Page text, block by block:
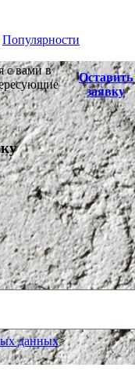
Популярности
с вами в
Оставить
заявку
данных>